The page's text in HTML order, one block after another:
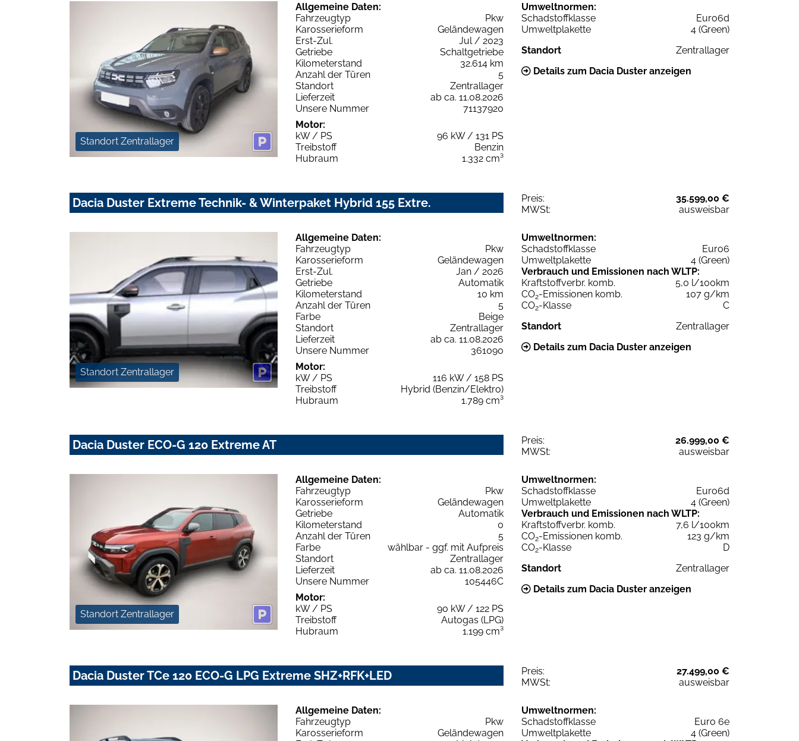
Standort Zentrallager
Allgemeine Daten:
Fahrzeugtyp
Pkw
Karosserieform
Geländewagen
Erst-Zul.
Jul / 2023
Getriebe
Schaltgetriebe
Kilometerstand
32.614 km
Anzahl der Türen
5
Standort
Zentrallager
Lieferzeit
ab ca. 11.08.2026
Unsere Nummer
71137920
Motor:
kW / PS
96 kW / 131 PS
Treibstoff
Benzin
Hubraum
1.332 cm³
Umweltnormen:
Schadstoffklasse
Euro6d
Umweltplakette
4 (Green)
Standort
Zentrallager
Details zum Dacia Duster anzeigen
Dacia Duster Extreme Technik- & Winterpaket Hybrid 155 Extre. Preis:
35.599,00 €
MWSt:
ausweisbar
Standort Zentrallager
Allgemeine Daten:
Fahrzeugtyp
Pkw
Karosserieform
Geländewagen
Erst-Zul.
Jan / 2026
Getriebe
Automatik
Kilometerstand
10 km
Anzahl der Türen
5
Farbe
Beige
Standort
Zentrallager
Lieferzeit
ab ca. 11.08.2026
Unsere Nummer
361090
Motor:
kW / PS
116 kW / 158 PS
Treibstoff
Hybrid (Benzin/Elektro)
Hubraum
1.789 cm³
Umweltnormen:
Schadstoffklasse
Euro6
Umweltplakette
4 (Green)
Verbrauch und Emissionen nach WLTP:
Kraftstoffverbr. komb.
5,0 l/100km
CO2-Emissionen komb.
107 g/km
CO2-Klasse
C
Standort
Zentrallager
Details zum Dacia Duster anzeigen
Dacia Duster ECO-G 120 Extreme AT Preis:
26.999,00 €
MWSt:
ausweisbar
Standort Zentrallager
Allgemeine Daten:
Fahrzeugtyp
Pkw
Karosserieform
Geländewagen
Getriebe
Automatik
Kilometerstand
0
Anzahl der Türen
5
Farbe
wählbar - ggf. mit Aufpreis
Standort
Zentrallager
Lieferzeit
ab ca. 11.08.2026
Unsere Nummer
105446C
Motor:
kW / PS
90 kW / 122 PS
Treibstoff
Autogas (LPG)
Hubraum
1.199 cm³
Umweltnormen:
Schadstoffklasse
Euro6d
Umweltplakette
4 (Green)
Verbrauch und Emissionen nach WLTP:
Kraftstoffverbr. komb.
7,6 l/100km
CO2-Emissionen komb.
123 g/km
CO2-Klasse
D
Standort
Zentrallager
Details zum Dacia Duster anzeigen
Dacia Duster TCe 120 ECO-G LPG Extreme SHZ+RFK+LED Preis:
27.499,00 €
MWSt:
ausweisbar
Allgemeine Daten:
Fahrzeugtyp
Pkw
Karosserieform
Geländewagen
Umweltnormen:
Schadstoffklasse
Euro 6e
Umweltplakette
4 (Green)